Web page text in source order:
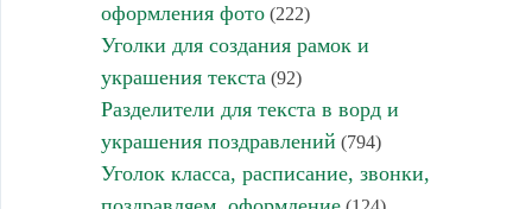
оформления фото(222)
Уголки для создания рамок и
украшения текста (92)
Разделители для текста в ворд и
украшения поздравлений (794)
Уголок класса, расписание, звонки,